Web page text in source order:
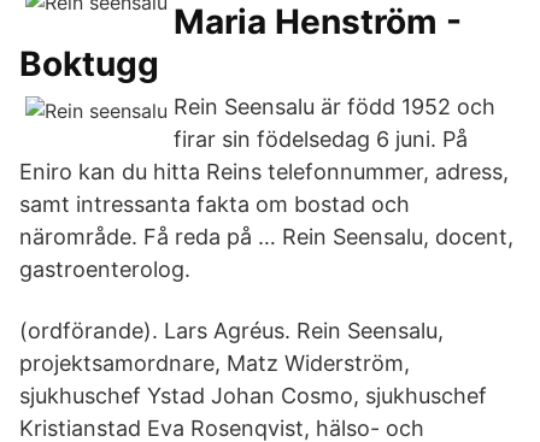
Maria Henström -
Boktugg
Rein Seensalu är född 1952 och
firar sin födelsedag 6 juni. På
Eniro kan du hitta Reins telefonnummer, adress,
samt intressanta fakta om bostad och
närområde. Få reda på … Rein Seensalu, docent,
gastroenterolog.
(ordförande). Lars Agréus. Rein Seensalu,
projektsamordnare, Matz Widerström,
sjukhuschef Ystad Johan Cosmo, sjukhuschef
Kristianstad Eva Rosenqvist, hälso- och